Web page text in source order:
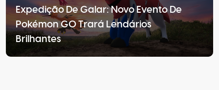
Expedição De Galar: Novo Evento De
Pokémon GO Trará Lendários
Brilhantes